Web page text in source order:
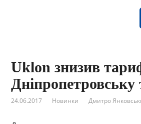
Uklon знизив
Дніпропетровську
24.06.2017 Новинки Дмитро